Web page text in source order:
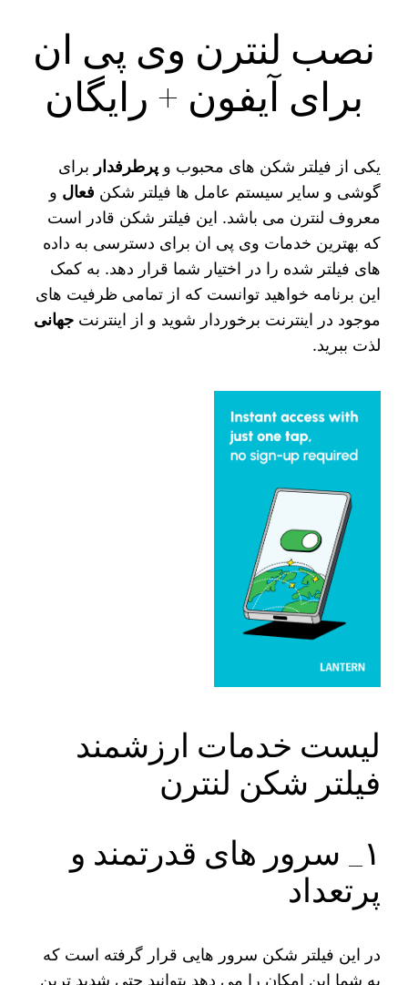
نصب لنترن وی پی ان
برای آیفون + رایگان
یکی از فیلتر شکن های محبوب وپرطرفدار برای
گوشی و سایر سیستم عامل ها فیلتر شکن فعال و
معروف لنترن می باشد. این فیلتر شکن قادر است
که بهترین خدمات وی پی ان برای دسترسی به داده
های فیلتر شده را در اختیار شما قرار دهد. به کمک
این برنامه خواهید توانست که از تمامی ظرفیت های
موجود در اینترنت برخوردار شوید و از اینترنتجهانی
لذت ببرید.
لیست خدمات ارزشمند
فیلتر شکن لنترن
۱_ سرور های قدرتمند و
پرتعداد
در این فیلتر شکن سرور هایی قرار گرفته است که
به شما این امکان را می دهد بتوانید حتی شدید ترین